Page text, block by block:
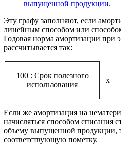
выпущенной продукции.
Эту графу заполняют, если
линейным способом или
Годовая норма амортизации при
рассчитывается так:
100 : Срок полезного
использования
х
Если же амортизация на
начисляться способом списания
объему выпущенной продукции,
соответствующую пометку.